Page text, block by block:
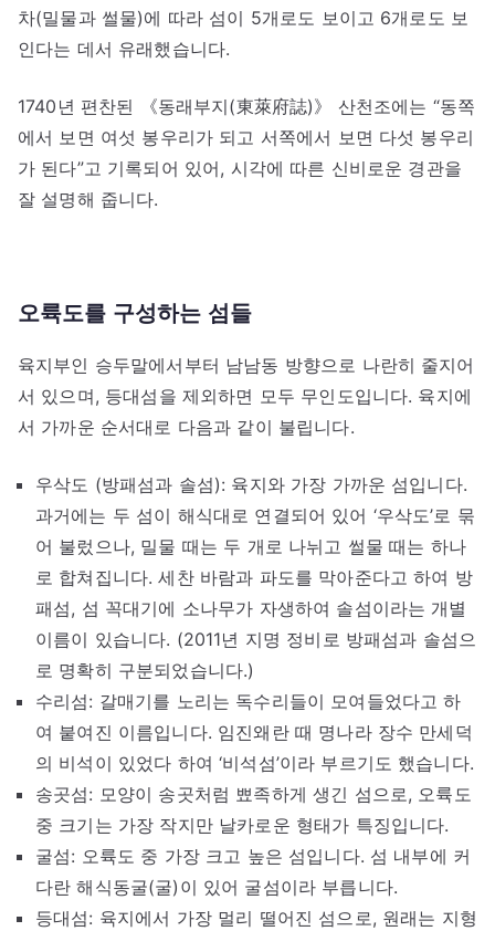
차(밀물과 썰물)에 따라 섬이 5개로도 보이고 6개로도 보
인다는 데서 유래했습니다.
1740년 편찬된 《동래부지(東萊府誌)》 산천조에는 “동쪽
에서 보면 여섯 봉우리가 되고 서쪽에서 보면 다섯 봉우리
가 된다”고 기록되어 있어, 시각에 따른 신비로운 경관을
잘 설명해 줍니다.
오륙도를 구성하는 섬들
육지부인 승두말에서부터 남남동 방향으로 나란히 줄지어
서 있으며, 등대섬을 제외하면 모두 무인도입니다. 육지에
서 가까운 순서대로 다음과 같이 불립니다.
우삭도 (방패섬과 솔섬): 육지와 가장 가까운 섬입니다.
과거에는 두 섬이 해식대로 연결되어 있어 ‘우삭도’로 묶
어 불렀으나, 밀물 때는 두 개로 나뉘고 썰물 때는 하나
로 합쳐집니다. 세찬 바람과 파도를 막아준다고 하여 방
패섬, 섬 꼭대기에 소나무가 자생하여 솔섬이라는 개별
이름이 있습니다. (2011년 지명 정비로 방패섬과 솔섬으
로 명확히 구분되었습니다.)
수리섬: 갈매기를 노리는 독수리들이 모여들었다고 하
여 붙여진 이름입니다. 임진왜란 때 명나라 장수 만세덕
의 비석이 있었다 하여 ‘비석섬’이라 부르기도 했습니다.
송곳섬: 모양이 송곳처럼 뾰족하게 생긴 섬으로, 오륙도
중 크기는 가장 작지만 날카로운 형태가 특징입니다.
굴섬: 오륙도 중 가장 크고 높은 섬입니다. 섬 내부에 커
다란 해식동굴(굴)이 있어 굴섬이라 부릅니다.
등대섬: 육지에서 가장 멀리 떨어진 섬으로, 원래는 지형